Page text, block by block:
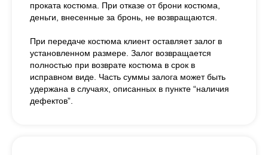
проката костюма. При отказе от брони костюма,
деньги, внесенные за бронь, не возвращаются.
При передаче костюма клиент оставляет залог в
установленном размере. Залог возвращается
полностью при возврате костюма в срок в
исправном виде. Часть суммы залога может быть
удержана в случаях, описанных в пункте “наличия
дефектов”.